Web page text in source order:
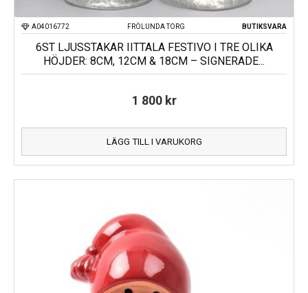
FRÖLUNDA TORG
A04016772 BUTIKSVARA
6ST LJUSSTAKAR IITTALA FESTIVO I TRE OLIKA
HÖJDER: 8CM, 12CM & 18CM – SIGNERADE...
1 800 kr
LÄGG TILL I VARUKORG